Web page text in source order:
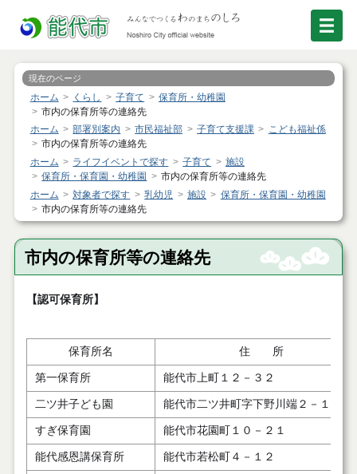
現在のページ
ホーム くらし 子育て
保育所・幼稚園
市内の保育所等の連絡先
ホーム
部署別案内 市民福祉部 子育て支援課
こども福祉係
市内の保育所等の連絡先
ホーム
ライフイベントで探す 子育て
施設
保育所・保育園・幼稚園
市内の保育所等の連絡先
ホーム
対象者で探す 乳幼児 施設
保育所・保育園・幼稚園
市内の保育所等の連絡先
市内の保育所等の連絡先
【認可保育所】
保育所名 住 所
第一保育所 能代市上町１２－３２
二ツ井子ども園 能代市二ツ井町字下野川端２－１
すぎ保育園 能代市花園町１０－２１
能代感恩講保育所 能代市若松町４－１２